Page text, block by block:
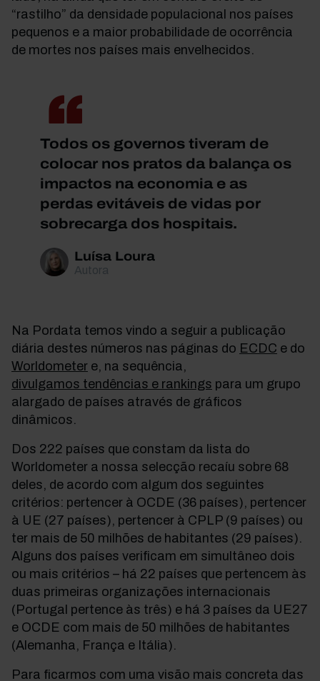
“rastilho” da densidade populacional nos países
pequenos e a maior probabilidade de ocorrência
de mortes nos países mais envelhecidos.
Todos os governos tiveram de
colocar nos pratos da balança os
impactos na economia e as
perdas evitáveis de vidas por
sobrecarga dos hospitais.
Luísa Loura
Autora
Na Pordata temos vindo a seguir a publicação
diária destes números nas páginas do ECDC e do
Worldometer e, na sequência,
divulgamos tendências e rankings para um grupo
alargado de países através de gráficos
dinâmicos.
Dos 222 países que constam da lista do
Worldometer a nossa selecção recaíu sobre 68
deles, de acordo com algum dos seguintes
critérios: pertencer à OCDE (36 países), pertencer
à UE (27 países), pertencer à CPLP (9 países) ou
ter mais de 50 milhões de habitantes (29 países).
Alguns dos países verificam em simultâneo dois
ou mais critérios – há 22 países que pertencem às
duas primeiras organizações internacionais
(Portugal pertence às três) e há 3 países da UE27
e OCDE com mais de 50 milhões de habitantes
(Alemanha, França e Itália).
Para ficarmos com uma visão mais concreta das